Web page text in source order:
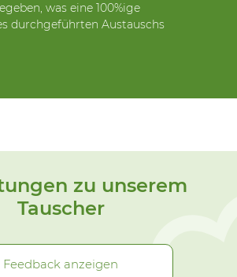
was eine 100%ige
durchgeführten Austauschs
zu unserem
Tauscher
Feedback anzeigen